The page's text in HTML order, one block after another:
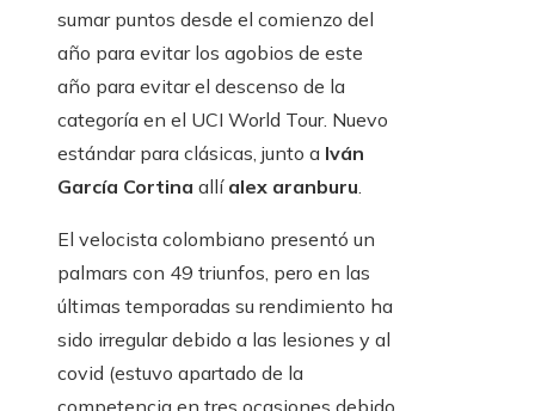
sumar puntos desde el comienzo del
año para evitar los agobios de este
año para evitar el descenso de la
categoría en el UCI World Tour. Nuevo
estándar para clásicas, junto a Iván
García Cortina allí alex aranburu.
El velocista colombiano presentó un
palmars con 49 triunfos, pero en las
últimas temporadas su rendimiento ha
sido irregular debido a las lesiones y al
covid (estuvo apartado de la